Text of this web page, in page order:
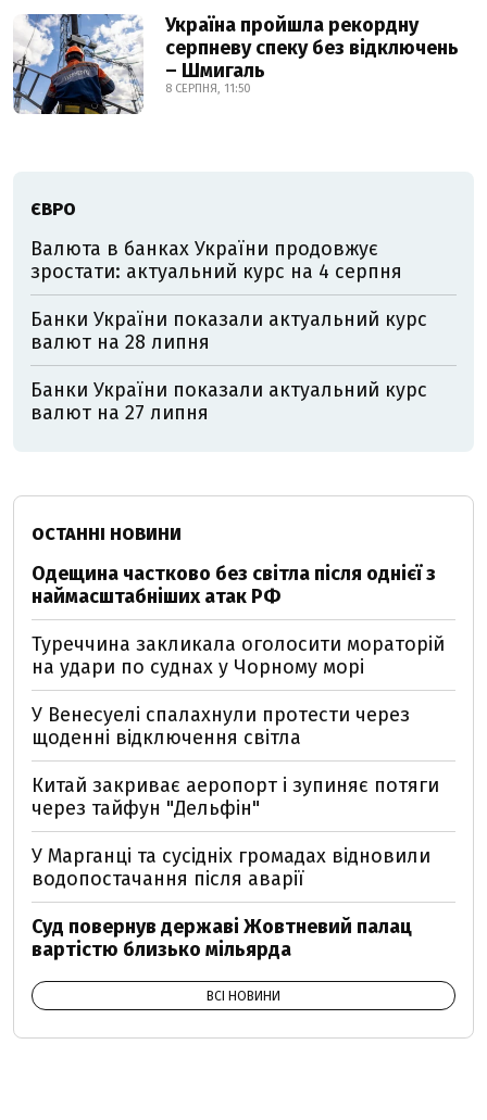
Україна пройшла рекордну
серпневу спеку без відключень
– Шмигаль
8 СЕРПНЯ, 11:50
ЄВРО
Валюта в банках України продовжує
зростати: актуальний курс на 4 серпня
Банки України показали актуальний курс
валют на 28 липня
Банки України показали актуальний курс
валют на 27 липня
ОСТАННІ НОВИНИ
Одещина частково без світла після однієї з
наймасштабніших атак РФ
Туреччина закликала оголосити мораторій
на удари по суднах у Чорному морі
У Венесуелі спалахнули протести через
щоденні відключення світла
Китай закриває аеропорт і зупиняє потяги
через тайфун "Дельфін"
У Марганці та сусідніх громадах відновили
водопостачання після аварії
Суд повернув державі Жовтневий палац
вартістю близько мільярда
ВСІ НОВИНИ